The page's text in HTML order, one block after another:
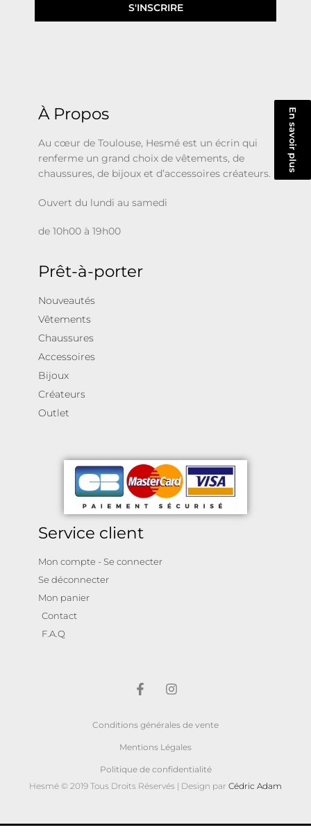
En savoir plus
S'INSCRIRE
À Propos
Au cœur de Toulouse, Hesmé est un écrin qui
renferme un grand choix de vêtements, de
chaussures, de bijoux et d’accessoires créateurs.
Ouvert du lundi au samedi
de 10h00 à 19h00
Prêt-à-porter
Nouveautés
Vêtements
Chaussures
Accessoires
Bijoux
Créateurs
Outlet
Service client
Mon compte - Se connecter
Se déconnecter
Mon panier
Contact
F.A.Q
Conditions générales de vente
Mentions Légales
Politique de confidentialité
Hesmé © 2019 Tous Droits Réservés | Design par Cédric Adam